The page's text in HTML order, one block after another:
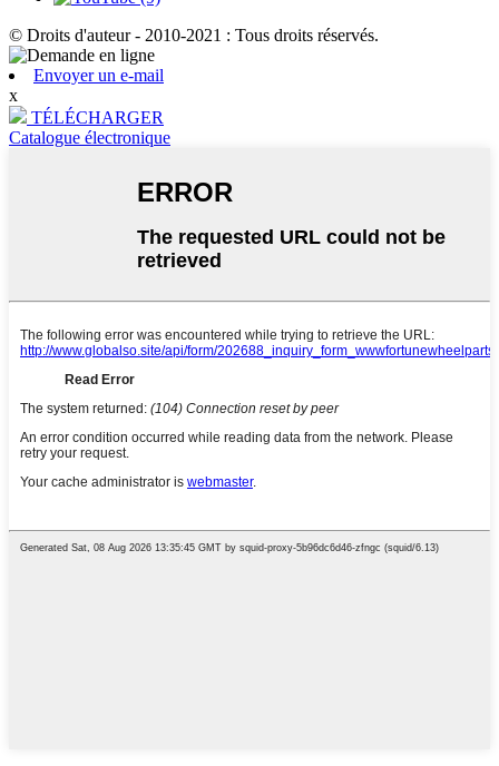
© Droits d'auteur - 2010-2021 : Tous droits réservés.
Envoyer un e-mail
x
TÉLÉCHARGER
Catalogue électronique